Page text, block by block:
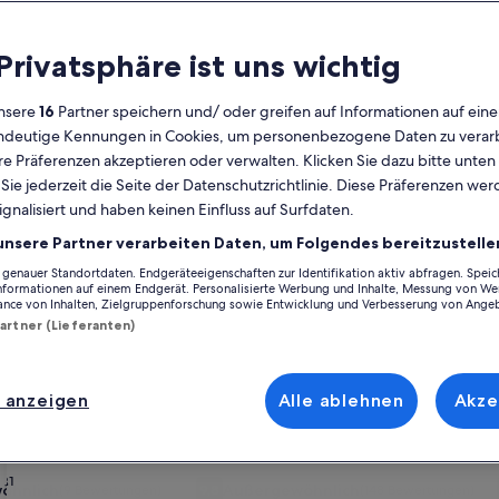
Derzeit
die
Monate
August
2026
und
September
angezeigt.
MoMontag
DiDienstag
MiMittwoch
DoDonnerstag
Fr Freitag
SaSamstag
SoSonntag
3 4 5 6 7 8 9
10 11 12
23
30
31
MoMontag
Di
7 8 9
21 22
28 29
gut zu erreichen ist. Ferienhäuser und -wohnungen bieten
beispielsweise WLAN, eine Waschmaschine und einen Trockner.
zur Verfügung.
– Haus Steinstrasse
auch Einzelpersonen
Störmthaler See FH1 mit Privatstrand, Sauna, Kamin,
ist uns wichtig
16 Partner speichern und/ oder greifen auf Informationen auf
Kennungen in Cookies, um personenbezogene Daten zu
Präferenzen akzeptieren oder verwalten. Klicken Sie dazu bitte
jederzeit die Seite der Datenschutzrichtlinie. Diese Präferenzen
und haben keinen Einfluss auf Surfdaten.
Partner verarbeiten Daten, um Folgendes
Standortdaten. Endgeräteeigenschaften zur Identifikation aktiv abfragen.
auf einem Endgerät. Personalisierte Werbung und Inhalte, Messung von
von Inhalten, Zielgruppenforschung sowie Entwicklung und Verbesserung von
(Lieferanten)
Alle ablehnen